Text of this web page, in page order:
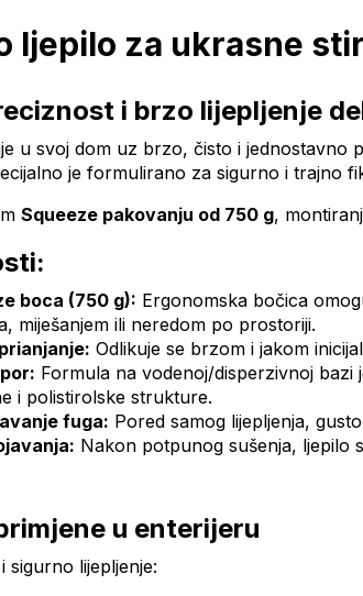
ljepilo za ukrasne
i brzo lijepljenje
u svoj dom uz brzo, čisto i
je formulirano za sigurno i trajno
Squeeze pakovanju od 750 g,
boca (750 g): Ergonomska bočica
miješanjem ili neredom po prostoriji.
Odlikuje se brzom i jakom
Formula na vodenoj/disperzivnoj bazi
i polistirolske strukture.
fuga: Pored samog lijepljenja,
Nakon potpunog sušenja, ljepilo
u enterijeru
sigurno lijepljenje: